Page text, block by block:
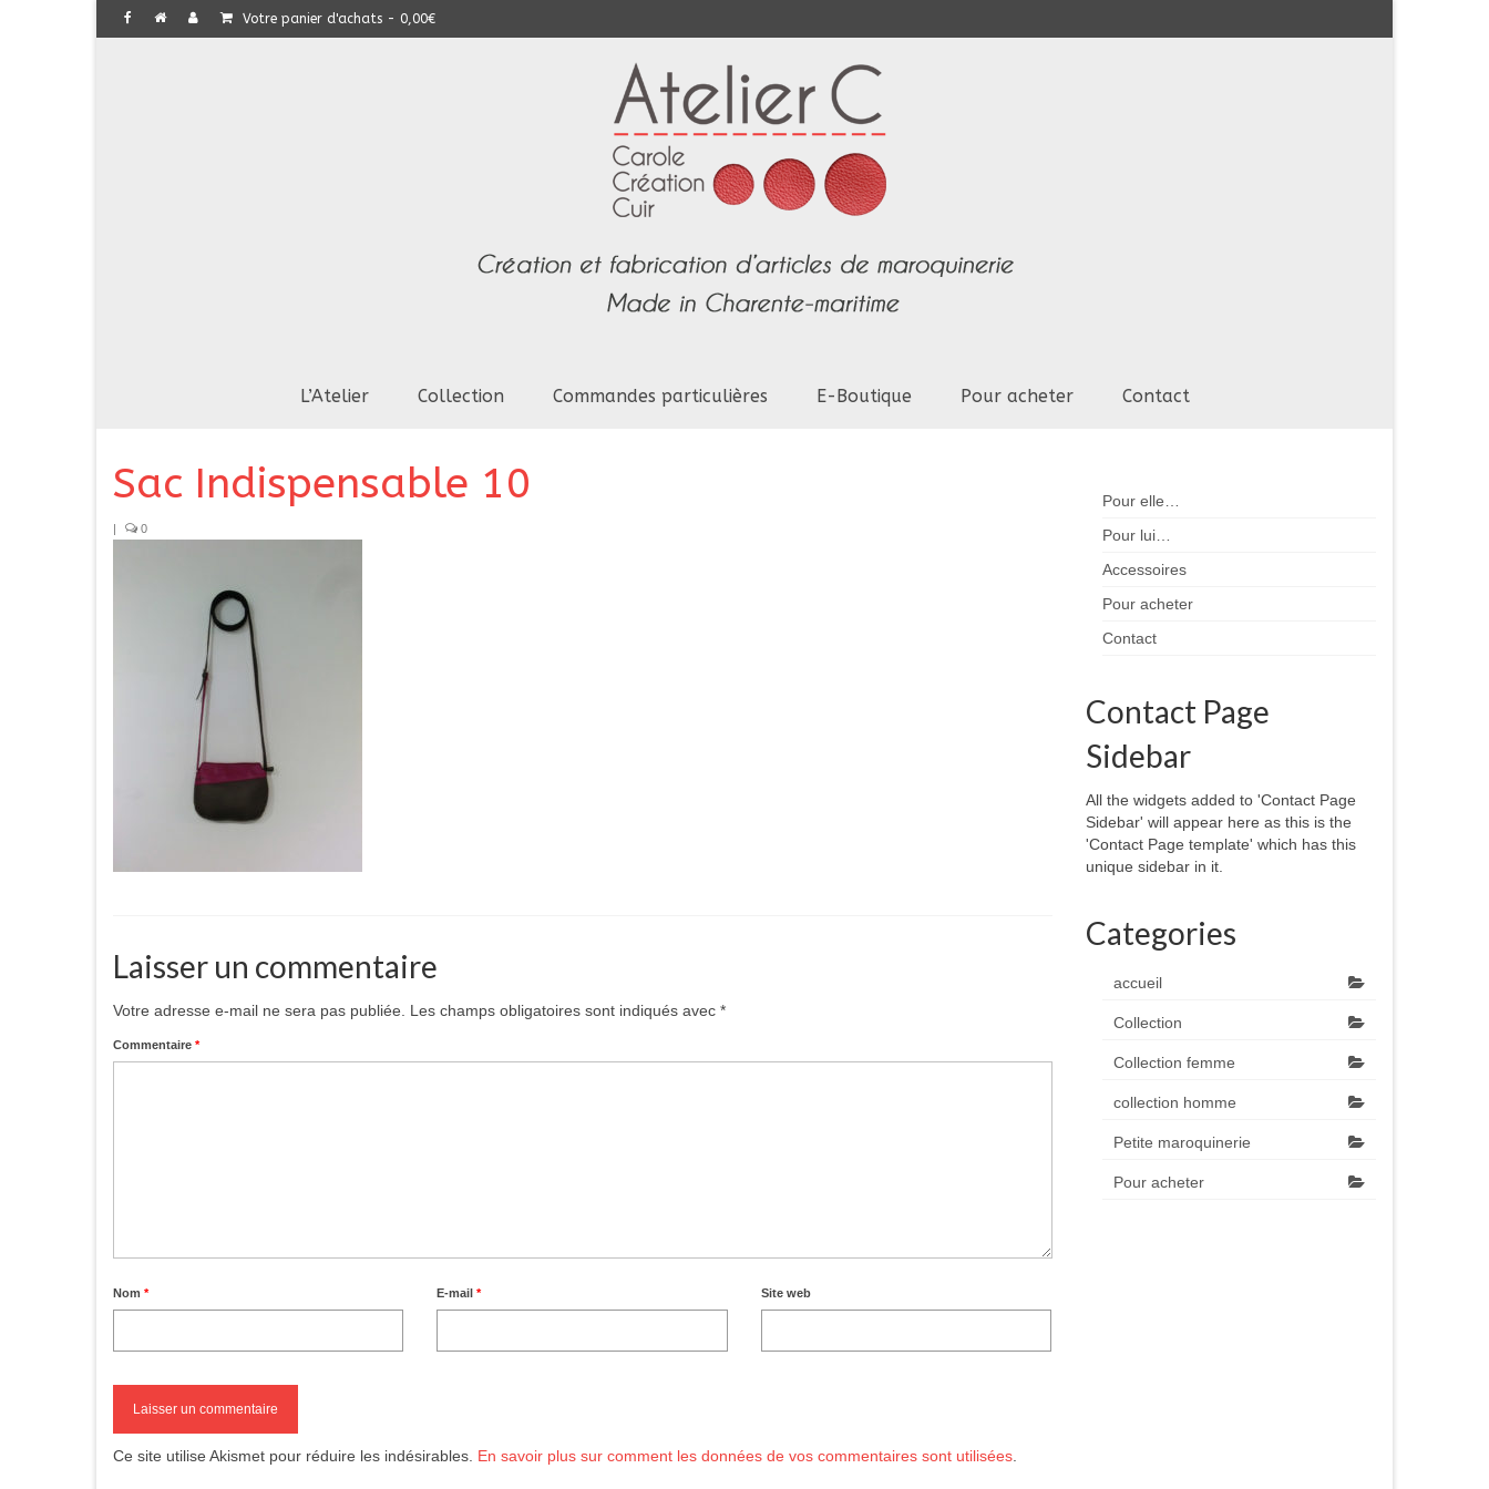
Votre panier d'achats - 0,00€
L’Atelier Collection Commandes particulières E-Boutique Pour acheter Contact
Sac Indispensable 10
| 0
Laisser un commentaire
Votre adresse e-mail ne sera pas publiée. Les champs obligatoires sont indiqués avec *
Commentaire *
Nom * E-mail* Site web
Ce site utilise Akismet pour réduire les indésirables. En savoir plus sur comment les données de vos commentaires sont utilisées
Pour elle…
Pour lui…
Accessoires
Pour acheter
Contact
Contact Page
Sidebar
All the widgets added to 'Contact Page
Sidebar' will appear here as this is the
'Contact Page template' which has this
unique sidebar in it.
Categories
accueil
Collection
Collection femme
collection homme
Petite maroquinerie
Pour acheter